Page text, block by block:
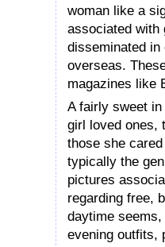
woman like a
associated with
disseminated in
overseas.
magazines like
A fairly sweet
girl loved ones,
those she
typically the
pictures
regarding free,
daytime
evening outfits,